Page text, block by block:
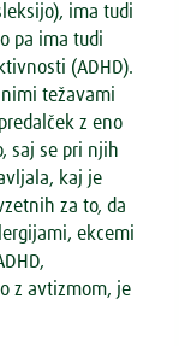
ima tudi
pa ima tudi
(ADHD).
težavami
z eno
saj se pri njih
kaj je
za to, da
ekcemi
z avtizmom, je